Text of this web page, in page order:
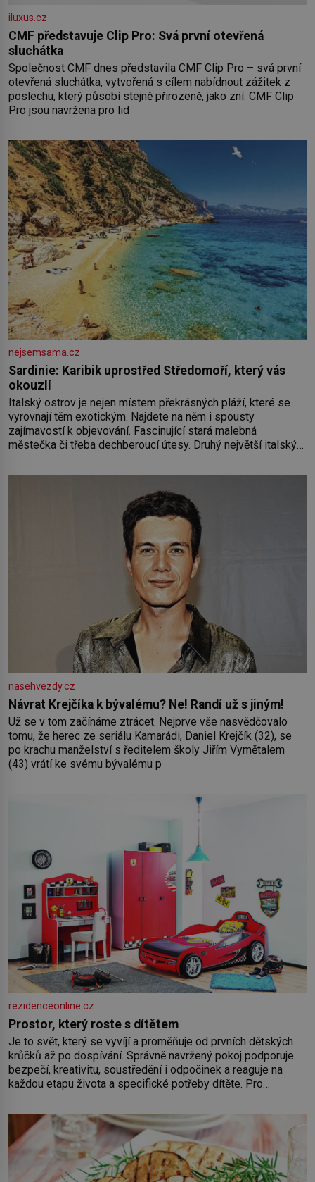
iluxus.cz
CMF představuje Clip Pro: Svá první otevřená
sluchátka
Společnost CMF dnes představila CMF Clip Pro – svá první
otevřená sluchátka, vytvořená s cílem nabídnout zážitek z
poslechu, který působí stejně přirozeně, jako zní. CMF Clip
Pro jsou navržena pro lid
nejsemsama.cz
Sardinie: Karibik uprostřed Středomoří, který vás
okouzlí
Italský ostrov je nejen místem překrásných pláží, které se
vyrovnají těm exotickým. Najdete na něm i spousty
zajímavostí k objevování. Fascinující stará malebná
městečka či třeba dechberoucí útesy. Druhý největší italský
ohromí nejen svými plážemi s bílým pískem jako v Karibiku,
nasehvezdy.cz
Návrat Krejčíka k bývalému? Ne! Randí už s jiným!
Už se v tom začínáme ztrácet. Nejprve vše nasvědčovalo
tomu, že herec ze seriálu Kamarádi, Daniel Krejčík (32), se
po krachu manželství s ředitelem školy Jiřím Vymětalem
(43) vrátí ke svému bývalému p
rezidenceonline.cz
Prostor, který roste s dítětem
Je to svět, který se vyvíjí a proměňuje od prvních dětských
krůčků až po dospívání. Správně navržený pokoj podporuje
bezpečí, kreativitu, soustředění i odpočinek a reaguje na
každou etapu života a specifické potřeby dítěte. Pro
by pokoj miminka měl působit především klidně a útulně.
Předškolní věk je